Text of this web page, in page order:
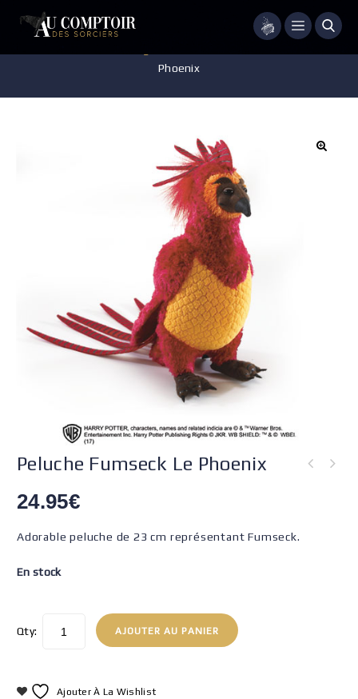
Menu
Phoenix
Peluche Fumseck Le Phoenix
24.95€
Adorable peluche de 23 cm représentant Fumseck.
En stock
Qty: AJOUTER AU PANIER
Ajouter À La Wishlist